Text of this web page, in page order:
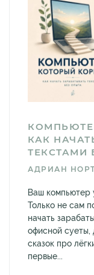
КАК
ТЕКСТАМИ
АДРИАН
Ваш компьютер
Только не сам
начать
офисной суеты,
сказок про
первые...